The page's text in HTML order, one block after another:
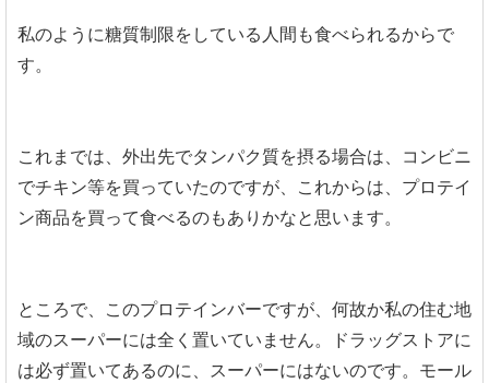
私のように糖質制限をしている人間も食べられるからで
す。
これまでは、外出先でタンパク質を摂る場合は、コンビニ
でチキン等を買っていたのですが、これからは、プロテイ
ン商品を買って食べるのもありかなと思います。
ところで、このプロテインバーですが、何故か私の住む地
域のスーパーには全く置いていません。ドラッグストアに
は必ず置いてあるのに、スーパーにはないのです。モール